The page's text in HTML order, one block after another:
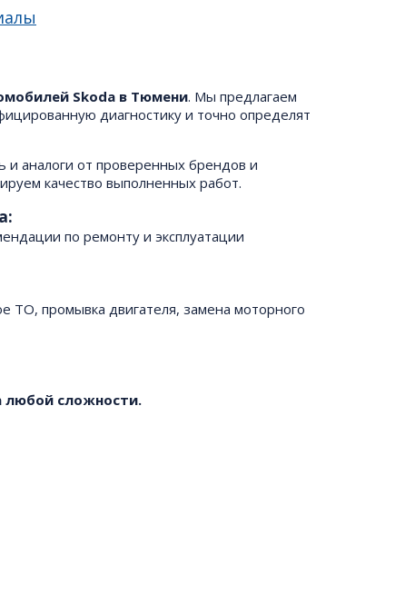
Skoda в Тюмени. Мы предлагаем
диагностику и точно определят
аналоги от проверенных брендов и
качество выполненных работ.
по ремонту и эксплуатации
ТО, промывка двигателя, замена моторного
любой сложности.